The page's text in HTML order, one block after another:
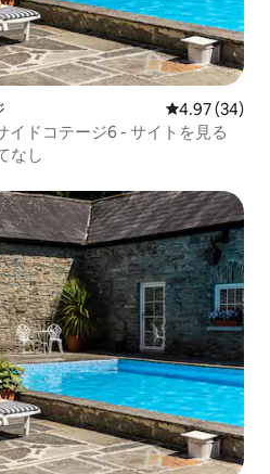
レビュー34
4.97 (34)
ドコテージ6 - サイトを見る
なし